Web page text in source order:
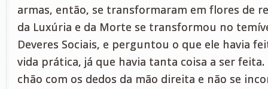
armas, então, se transformaram em flores de
da Luxúria e da Morte se transformou no
Deveres Sociais, e perguntou o que ele havia
vida prática, já que havia tanta coisa a ser
chão com os dedos da mão direita e não se